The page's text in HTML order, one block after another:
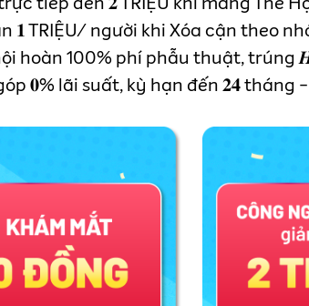
𝟏 TRIỆU/ người khi Xóa cận theo
hoàn 100% phí phẫu thuật, trúng
𝟎% lãi suất, kỳ hạn đến 𝟐𝟒